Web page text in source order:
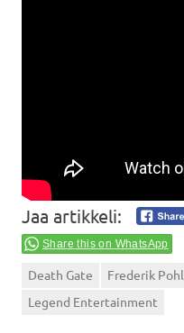
Jaa artikkeli:
Share this on WhatsApp
Death Gate Frederik Pohl
Legend Entertainment